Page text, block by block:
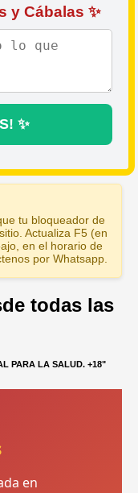
y Cábalas ✨
✨
tu bloqueador de
Actualiza F5 (en
en el horario de
por Whatsapp.
todas las
PARA LA SALUD. +18"
en